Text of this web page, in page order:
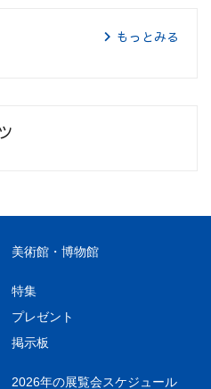
もっとみる
美術館・博物館
特集
プレゼント
掲示板
2026年の展覧会スケジュール